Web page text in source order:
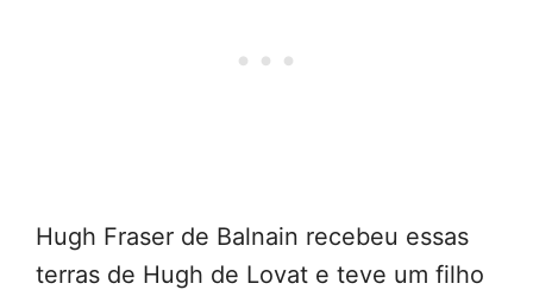
Hugh Fraser de Balnain recebeu essas
terras de Hugh de Lovat e teve um filho